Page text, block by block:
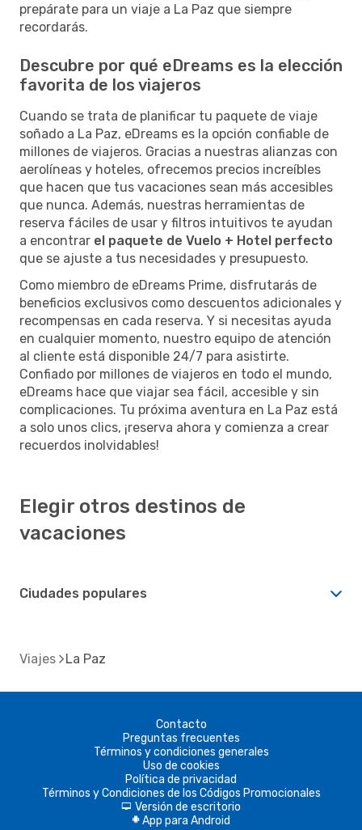
prepárate para un viaje a La Paz que siempre
recordarás.
Descubre por qué eDreams es la elección
favorita de los viajeros
Cuando se trata de planificar tu paquete de viaje
soñado a La Paz, eDreams es la opción confiable de
millones de viajeros. Gracias a nuestras alianzas con
aerolíneas y hoteles, ofrecemos precios increíbles
que hacen que tus vacaciones sean más accesibles
que nunca. Además, nuestras herramientas de
reserva fáciles de usar y filtros intuitivos te ayudan
a encontrar el paquete de Vuelo + Hotel perfecto
que se ajuste a tus necesidades y presupuesto.
Como miembro de eDreams Prime, disfrutarás de
beneficios exclusivos como descuentos adicionales y
recompensas en cada reserva. Y si necesitas ayuda
en cualquier momento, nuestro equipo de atención
al cliente está disponible 24/7 para asistirte.
Confiado por millones de viajeros en todo el mundo,
eDreams hace que viajar sea fácil, accesible y sin
complicaciones. Tu próxima aventura en La Paz está
a solo unos clics, ¡reserva ahora y comienza a crear
recuerdos inolvidables!
Elegir otros destinos de
vacaciones
Ciudades populares
Viajes La Paz
Contacto
Preguntas frecuentes
Términos y condiciones generales
Uso de cookies
Política de privacidad
Términos y Condiciones de los Códigos Promocionales
d Versión de escritorio
A App para Android